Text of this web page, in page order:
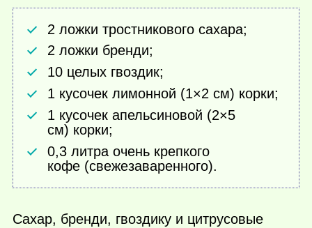
2 ложки тростникового сахара;
2 ложки бренди;
10 целых гвоздик;
1 кусочек лимонной (1×2 см) корки;
1 кусочек апельсиновой (2×5
см) корки;
0,3 литра очень крепкого
кофе (свежезаваренного).
Сахар, бренди, гвоздику и цитрусовые